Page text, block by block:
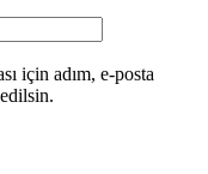
için adım, e-posta